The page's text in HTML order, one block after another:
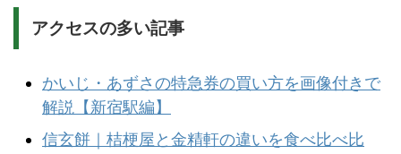
アクセスの多い記事
かいじ・あずさの特急券の買い方を画像付きで
解説【新宿駅編】
信玄餅｜桔梗屋と金精軒の違いを食べ比べ比